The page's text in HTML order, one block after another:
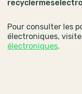
Pour consulter les
électroniques,
électroniques.